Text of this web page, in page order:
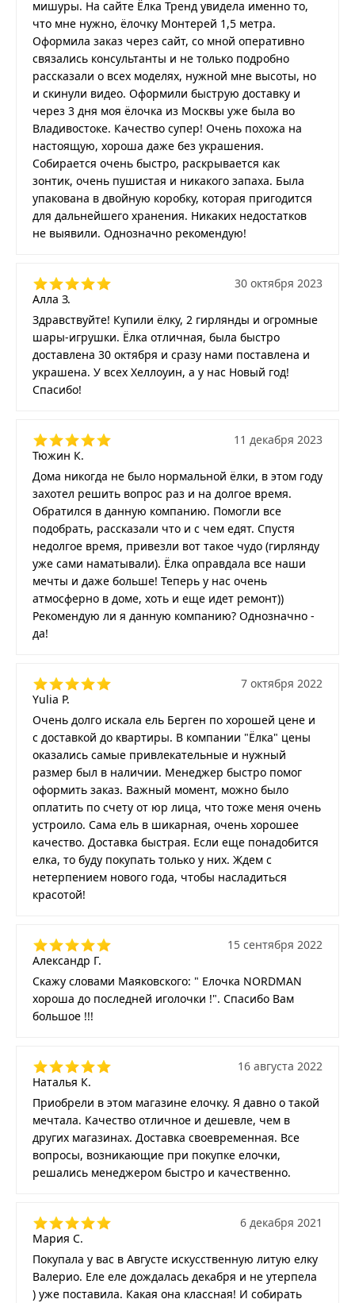
мишуры. На сайте Ёлка Тренд увидела именно то,
что мне нужно, ёлочку Монтерей 1,5 метра.
Оформила заказ через сайт, со мной оперативно
связались консультанты и не только подробно
рассказали о всех моделях, нужной мне высоты, но
и скинули видео. Оформили быструю доставку и
через 3 дня моя ёлочка из Москвы уже была во
Владивостоке. Качество супер! Очень похожа на
настоящую, хороша даже без украшения.
Собирается очень быстро, раскрывается как
зонтик, очень пушистая и никакого запаха. Была
упакована в двойную коробку, которая пригодится
для дальнейшего хранения. Никаких недостатков
не выявили. Однозначно рекомендую!
Алла З.
30 октября 2023
Здравствуйте! Купили ёлку, 2 гирлянды и огромные
шары-игрушки. Ёлка отличная, была быстро
доставлена 30 октября и сразу нами поставлена и
украшена. У всех Хеллоуин, а у нас Новый год!
Спасибо!
Тюжин К.
11 декабря 2023
Дома никогда не было нормальной ёлки, в этом году
захотел решить вопрос раз и на долгое время.
Обратился в данную компанию. Помогли все
подобрать, рассказали что и с чем едят. Спустя
недолгое время, привезли вот такое чудо (гирлянду
уже сами наматывали). Ёлка оправдала все наши
мечты и даже больше! Теперь у нас очень
атмосферно в доме, хоть и еще идет ремонт))
Рекомендую ли я данную компанию? Однозначно -
да!
Yulia P.
7 октября 2022
Очень долго искала ель Берген по хорошей цене и
с доставкой до квартиры. В компании "Ёлка" цены
оказались самые привлекательные и нужный
размер был в наличии. Менеджер быстро помог
оформить заказ. Важный момент, можно было
оплатить по счету от юр лица, что тоже меня очень
устроило. Сама ель в шикарная, очень хорошее
качество. Доставка быстрая. Если еще понадобится
елка, то буду покупать только у них. Ждем с
нетерпением нового года, чтобы насладиться
красотой!
Александр Г.
15 сентября 2022
Скажу словами Маяковского: " Елочка NORDMAN
хороша до последней иголочки !". Спасибо Вам
большое !!!
Наталья К.
16 августа 2022
Приобрели в этом магазине елочку. Я давно о такой
мечтала. Качество отличное и дешевле, чем в
других магазинах. Доставка своевременная. Все
вопросы, возникающие при покупке елочки,
решались менеджером быстро и качественно.
Мария С.
6 декабря 2021
Покупала у вас в Августе искусственную литую елку
Валерио. Еле еле дождалась декабря и не утерпела
) уже поставила. Какая она классная! И собирать